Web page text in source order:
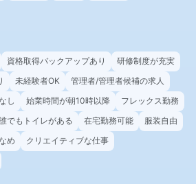
資格取得バックアップあり
研修制度が充実
未経験者OK
管理者/管理者候補の求人
し 始業時間が朝10時以降
フレックス勤務
でもトイレがある 在宅勤務可能
服装自由
め
クリエイティブな仕事